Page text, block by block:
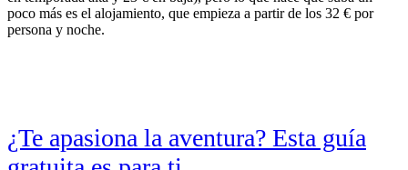
poco más es el alojamiento, que empieza a partir de los 32 € por
persona y noche.
¿Te apasiona la aventura? Esta guía